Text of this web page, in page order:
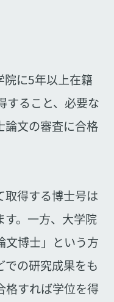
院に5年以上在籍
すること、必要な
論文の審査に合格
取得する博士号は
す。一方、大学院
文博士」という方
での研究成果をも
格すれば学位を得